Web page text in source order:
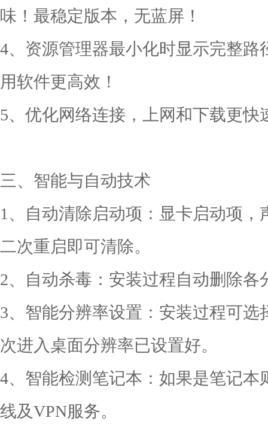
味！最稳定版本，无蓝屏！
4、资源管理器最小化时显示完整
用软件更高效！
5、优化网络连接，上网和下载更快
三、智能与自动技术
1、自动清除启动项：显卡启动项
二次重启即可清除。
2、自动杀毒：安装过程自动删除各
3、智能分辨率设置：安装过程可
次进入桌面分辨率已设置好。
4、智能检测笔记本：如果是笔记
线及VPN服务。